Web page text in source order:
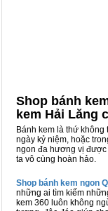
Shop bánh
kem Hải Lăng
Bánh kem là thứ
ngày kỷ niệm, hoặc
ngon đa hương vị được
ta vô cùng hoàn hảo.
Shop bánh kem ngon
những ai tìm kiếm
kem 360 luôn không